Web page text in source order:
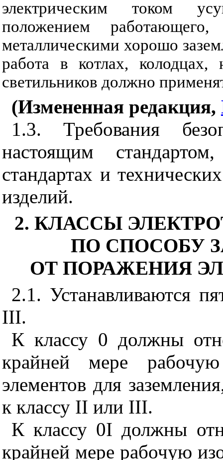
электрическим током
положением
металлическими хорошо
работа в котлах,
светильников должно
(Измененная редакция,
1.3. Требования
настоящим
стандартах и
изделий.
2. КЛАССЫ
ПО СПОСОБУ
ОТ ПОРАЖЕНИЯ
2.1. Устанавливаются
III.
К классу 0 должны
крайней мере
элементов для
к классу II или III.
К классу 0I должны
крайней мере рабочую